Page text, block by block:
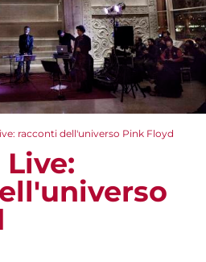
racconti dell'universo Pink Floyd